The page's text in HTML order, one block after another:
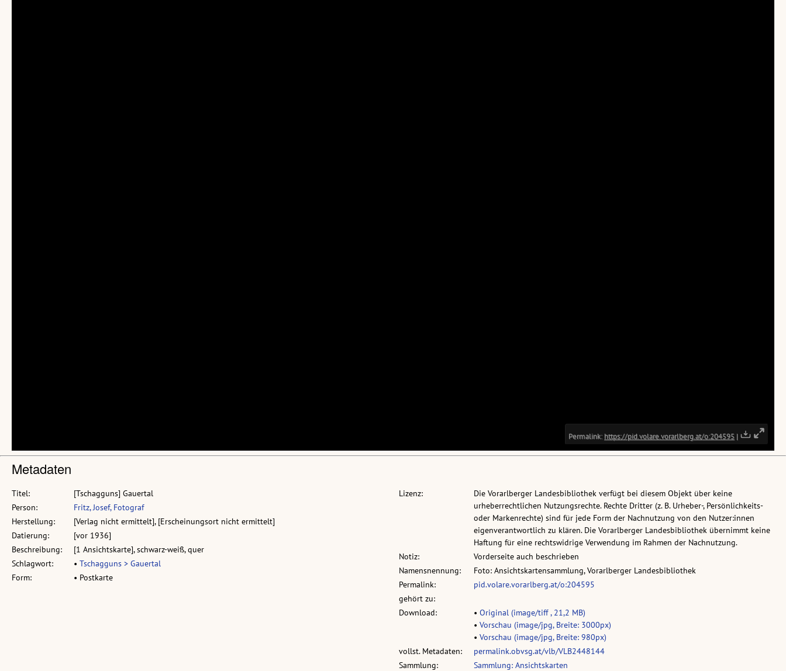
Metadaten
Titel:
[Tschagguns] Gauertal
Person:
Fritz, Josef, Fotograf
Herstellung:
[Verlag nicht ermittelt], [Erscheinungsort nicht ermittelt]
Datierung:
[vor 1936]
Beschreibung:
[1 Ansichtskarte], schwarz-weiß, quer
Schlagwort:
• Tschagguns > Gauertal
Form:
• Postkarte
Lizenz:
Die Vorarlberger Landesbibliothek verfügt bei diesem Objekt über keine
urheberrechtlichen Nutzungsrechte. Rechte Dritter (z. B. Urheber-, Persönlichkeits-
oder Markenrechte) sind für jede Form der Nachnutzung von den Nutzer:innen
eigenverantwortlich zu klären. Die Vorarlberger Landesbibliothek übernimmt keine
Haftung für eine rechtswidrige Verwendung im Rahmen der Nachnutzung.
Notiz:
Vorderseite auch beschrieben
Namensnennung:
Foto: Ansichtskartensammlung, Vorarlberger Landesbibliothek
Permalink:
pid.volare.vorarlberg.at/o:204595
gehört zu:
Download:
• Original (image/tiff , 21,2 MB)
• Vorschau (image/jpg, Breite: 3000px)
• Vorschau (image/jpg, Breite: 980px)
vollst. Metadaten:
permalink.obvsg.at/vlb/VLB2448144
Sammlung:
Sammlung: Ansichtskarten